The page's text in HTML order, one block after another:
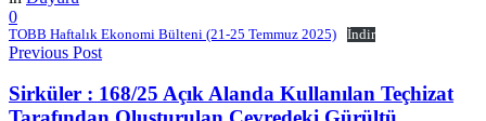
0
TOBB Haftalık Ekonomi Bülteni (21-25 Temmuz 2025) İndir
Previous Post
Sirküler : 168/25 Açık Alanda Kullanılan Teçhizat